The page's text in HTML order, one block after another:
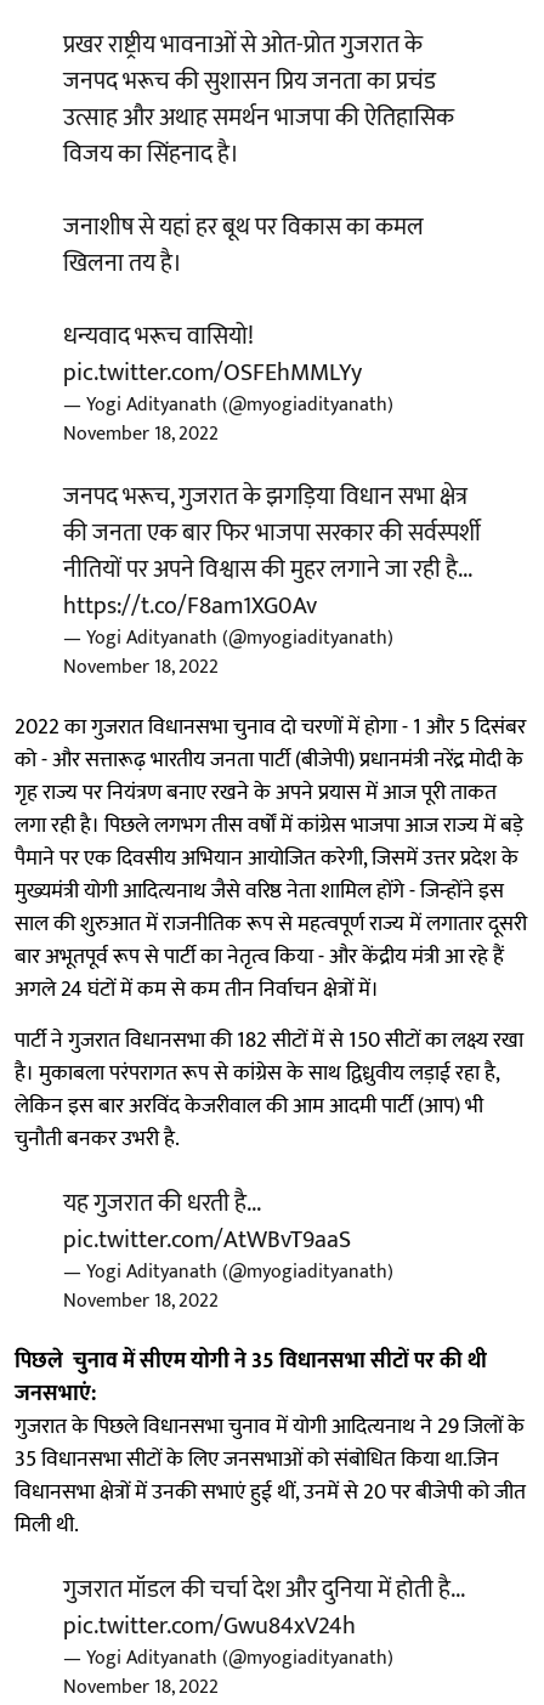
प्रखर राष्ट्रीय भावनाओं से ओत-प्रोत गुजरात के
जनपद भरूच की सुशासन प्रिय जनता का प्रचंड
उत्साह और अथाह समर्थन भाजपा की ऐतिहासिक
विजय का सिंहनाद है।
जनाशीष से यहां हर बूथ पर विकास का कमल
खिलना तय है।
धन्यवाद भरूच वासियो!
pic.twitter.com/OSFEhMMLYy
— Yogi Adityanath (@myogiadityanath)
November 18, 2022
जनपद भरूच, गुजरात के झगड़िया विधान सभा क्षेत्र
की जनता एक बार फिर भाजपा सरकार की सर्वस्पर्शी
नीतियों पर अपने विश्वास की मुहर लगाने जा रही है...
https://t.co/F8am1XG0Av
— Yogi Adityanath (@myogiadityanath)
November 18, 2022
2022 का गुजरात विधानसभा चुनाव दो चरणों में होगा - 1 और 5 दिसंबर
को - और सत्तारूढ़ भारतीय जनता पार्टी (बीजेपी) प्रधानमंत्री नरेंद्र मोदी के
गृह राज्य पर नियंत्रण बनाए रखने के अपने प्रयास में आज पूरी ताकत
लगा रही है। पिछले लगभग तीस वर्षों में कांग्रेस भाजपा आज राज्य में बड़े
पैमाने पर एक दिवसीय अभियान आयोजित करेगी, जिसमें उत्तर प्रदेश के
मुख्यमंत्री योगी आदित्यनाथ जैसे वरिष्ठ नेता शामिल होंगे - जिन्होंने इस
साल की शुरुआत में राजनीतिक रूप से महत्वपूर्ण राज्य में लगातार दूसरी
बार अभूतपूर्व रूप से पार्टी का नेतृत्व किया - और केंद्रीय मंत्री आ रहे हैं
अगले 24 घंटों में कम से कम तीन निर्वाचन क्षेत्रों में।
पार्टी ने गुजरात विधानसभा की 182 सीटों में से 150 सीटों का लक्ष्य रखा
है। मुकाबला परंपरागत रूप से कांग्रेस के साथ द्विध्रुवीय लड़ाई रहा है,
लेकिन इस बार अरविंद केजरीवाल की आम आदमी पार्टी (आप) भी
चुनौती बनकर उभरी है.
यह गुजरात की धरती है...
pic.twitter.com/AtWBvT9aaS
— Yogi Adityanath (@myogiadityanath)
November 18, 2022
पिछले चुनाव में सीएम योगी ने 35 विधानसभा सीटों पर की थी
जनसभाएं:
गुजरात के पिछले विधानसभा चुनाव में योगी आदित्यनाथ ने 29 जिलों के
35 विधानसभा सीटों के लिए जनसभाओं को संबोधित किया था.जिन
विधानसभा क्षेत्रों में उनकी सभाएं हुई थीं, उनमें से 20 पर बीजेपी को जीत
मिली थी.
गुजरात मॉडल की चर्चा देश और दुनिया में होती है...
pic.twitter.com/Gwu84xV24h
— Yogi Adityanath (@myogiadityanath)
November 18, 2022